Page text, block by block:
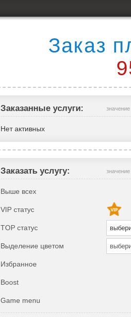
Заказ
Заказанные услуги: значение
Нет активных
Заказать услугу: значение
Выше всех
VIP статус
TOP статус
Выделение цветом
Избранное
Boost
Game menu